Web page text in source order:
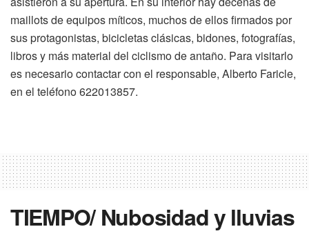
maillots de equipos míticos, muchos de ellos firmados por
sus protagonistas, bicicletas clásicas, bidones, fotografías,
libros y más material del ciclismo de antaño. Para visitarlo
es necesario contactar con el responsable, Alberto Faricle,
en el teléfono 622013857.
TIEMPO/ Nubosidad y lluvias